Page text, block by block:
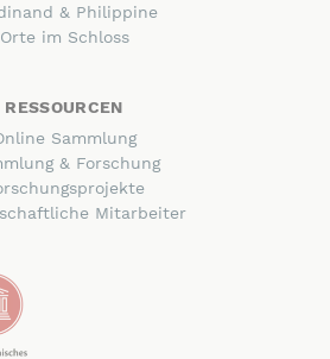
& Philippine
Orte im Schloss
RESSOURCEN
Sammlung
& Forschung
Mitarbeiter